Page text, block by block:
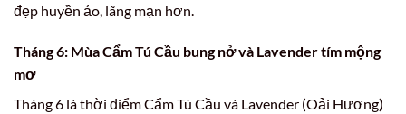
đẹp huyền ảo, lãng mạn hơn.
Tháng 6: Mùa Cẩm Tú Cầu bung nở và Lavender tím mộng
mơ
Tháng 6 là thời điểm Cẩm Tú Cầu và Lavender (Oải Hương)